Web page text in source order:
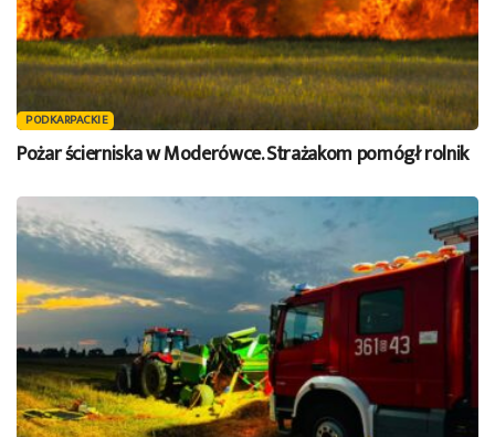
PODKARPACKIE
Pożar ścierniska w Moderówce. Strażakom pomógł rolnik